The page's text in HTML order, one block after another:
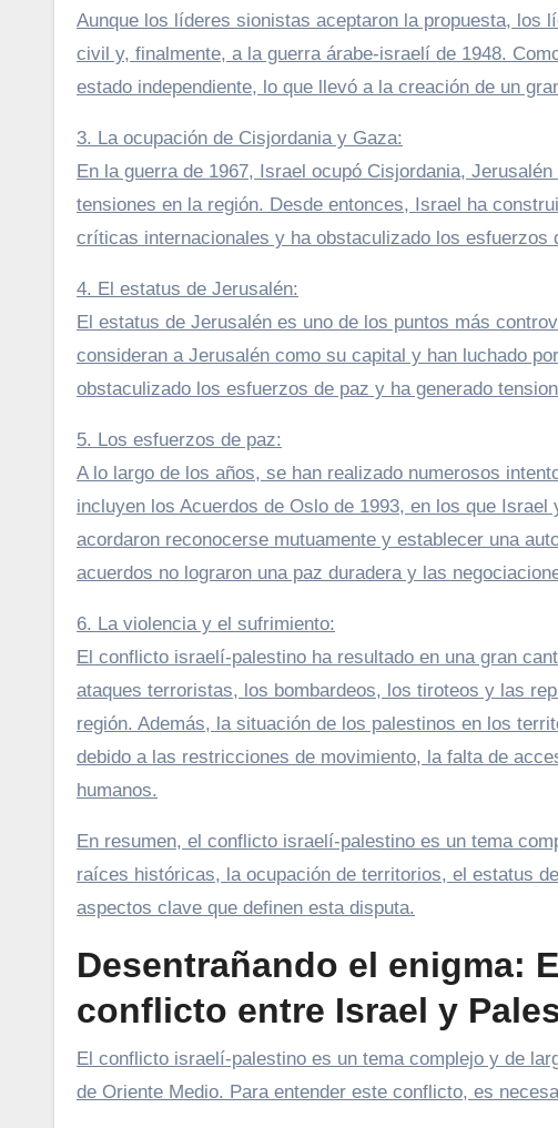
Aunque los líderes sionistas aceptaron la propuesta, los
civil y, finalmente, a la guerra árabe-israelí de 1948.
estado independiente, lo que llevó a la creación de un
3. La ocupación de Cisjordania y Gaza:
En la guerra de 1967, Israel ocupó Cisjordania,
tensiones en la región. Desde entonces, Israel ha
críticas internacionales y ha obstaculizado los esfuerzos
4. El estatus de Jerusalén:
El estatus de Jerusalén es uno de los puntos más
consideran a Jerusalén como su capital y han luchado
obstaculizado los esfuerzos de paz y ha generado
5. Los esfuerzos de paz:
A lo largo de los años, se han realizado numerosos
incluyen los Acuerdos de Oslo de 1993, en los que
acordaron reconocerse mutuamente y establecer una
acuerdos no lograron una paz duradera y las
6. La violencia y el sufrimiento:
El conflicto israelí-palestino ha resultado en una gran
ataques terroristas, los bombardeos, los tiroteos y las
región. Además, la situación de los palestinos en los
debido a las restricciones de movimiento, la falta de
humanos.
En resumen, el conflicto israelí-palestino es un tema
raíces históricas, la ocupación de territorios, el estatus
aspectos clave que definen esta disputa.
Desentrañando el enigma:
conflicto entre Israel y
El conflicto israelí-palestino es un tema complejo y de
de Oriente Medio. Para entender este conflicto, es